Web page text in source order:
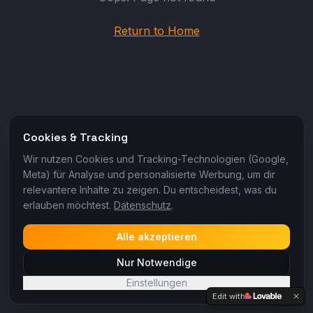
Return to Home
Cookies & Tracking
Wir nutzen Cookies und Tracking-Technologien (Google,
Meta) für Analyse und personalisierte Werbung, um dir
relevantere Inhalte zu zeigen. Du entscheidest, was du
erlauben möchtest. Datenschutz.
Alle akzeptieren
Nur Notwendige
Einstellungen
Edit with